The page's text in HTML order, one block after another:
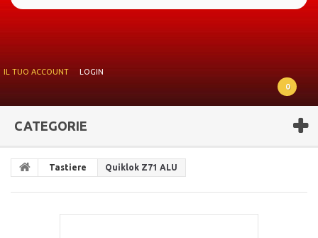
IL TUO ACCOUNT
LOGIN
0
CATEGORIE
Tastiere Quiklok Z71 ALU